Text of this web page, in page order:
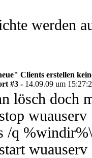
werden
Clients erstellen
#3 - 14.09.09 um
lösch doch
wuauserv
/q
wuauserv